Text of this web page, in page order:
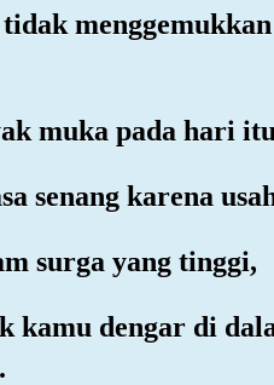
tidak
muka pada hari
senang karena
surga yang tinggi,
kamu dengar di